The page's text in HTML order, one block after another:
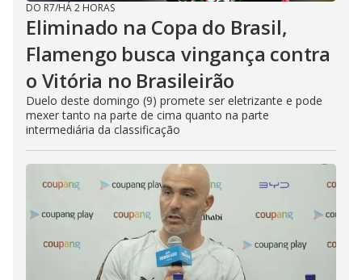
DO R7/HÁ 2 HORAS
Eliminado na Copa do Brasil,
Flamengo busca vingança contra
o Vitória no Brasileirão
Duelo deste domingo (9) promete ser eletrizante e pode
mexer tanto na parte de cima quanto na parte
intermediária da classificação